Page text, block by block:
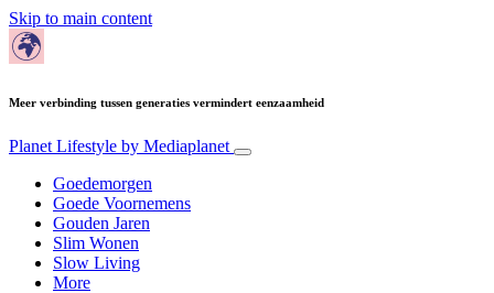
Skip to main content
Meer verbinding tussen generaties vermindert eenzaamheid
Planet Lifestyle by Mediaplanet
Goedemorgen
Goede Voornemens
Gouden Jaren
Slim Wonen
Slow Living
More